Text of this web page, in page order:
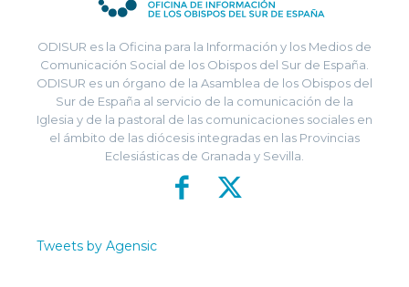
ODISUR es la Oficina para la Información y los Medios de
Comunicación Social de los Obispos del Sur de España.
ODISUR es un órgano de la Asamblea de los Obispos del
Sur de España al servicio de la comunicación de la
Iglesia y de la pastoral de las comunicaciones sociales en
el ámbito de las diócesis integradas en las Provincias
Eclesiásticas de Granada y Sevilla.
Tweets by Agensic